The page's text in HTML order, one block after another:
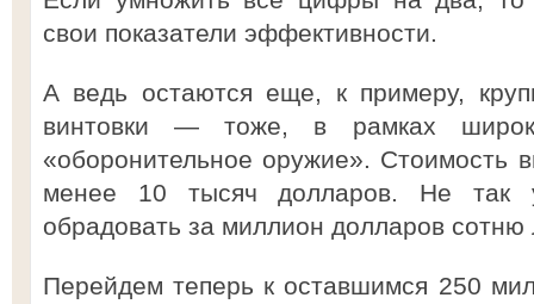
свои показатели эффективности.
А ведь остаются еще, к примеру,
винтовки — тоже, в рамках
«оборонительное оружие». Стоимость
менее 10 тысяч долларов. Не так
обрадовать за миллион долларов
Перейдем теперь к оставшимся 250